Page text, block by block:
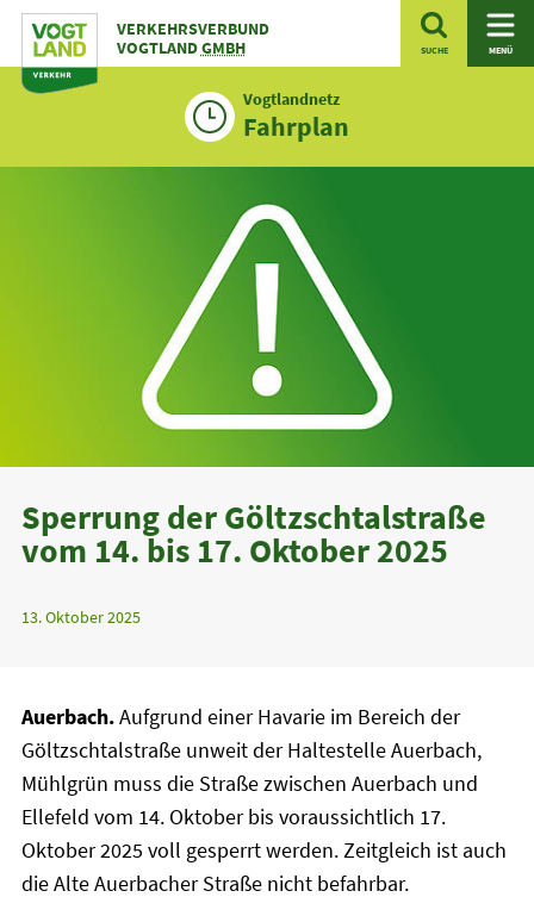
Zum
Inhalt
VERKEHRSVERBUND
VOGTLANDGMBH SUCHE MENÜ
Vogtlandnetz
Fahrplan
Sperrung der Göltzschtalstraße
vom 14. bis 17. Oktober 2025
13. Oktober 2025
Auerbach.Aufgrund einer Havarie im Bereich der
Göltzschtalstraße unweit der Haltestelle Auerbach,
Mühlgrün muss die Straße zwischen Auerbach und
Ellefeld vom 14. Oktober bis voraussichtlich 17.
Oktober 2025 voll gesperrt werden. Zeitgleich ist auch
die Alte Auerbacher Straße nicht befahrbar.